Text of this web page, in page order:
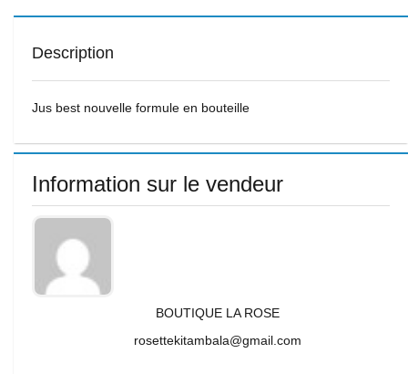
Description
Jus best nouvelle formule en bouteille
Information sur le vendeur
BOUTIQUE LA ROSE
rosettekitambala@gmail.com